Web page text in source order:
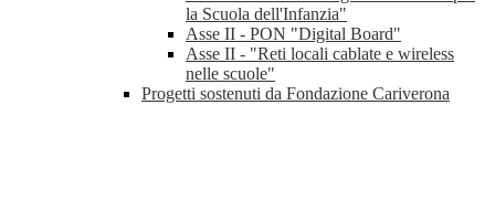
la Scuola dell'Infanzia"
Asse II - PON "Digital Board"
Asse II - "Reti locali cablate e wireless
nelle scuole"
Progetti sostenuti da Fondazione Cariverona